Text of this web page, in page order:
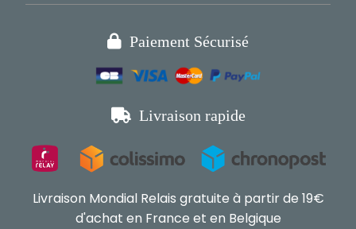
 Paiement Sécurisé
 Livraison rapide
Livraison Mondial Relais gratuite à partir de 19€
d'achat en France et en Belgique